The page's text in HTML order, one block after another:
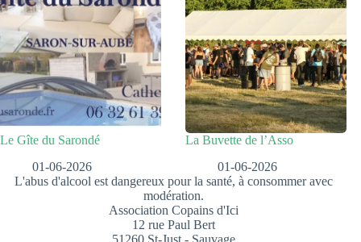
Le Gîte du Sarondé
01-06-2026
La Buvette de l’Asso
01-06-2026
L'abus d'alcool est dangereux pour la santé, à consommer avec
modération.
Association Copains d'Ici
12 rue Paul Bert
51260 St-Just - Sauvage